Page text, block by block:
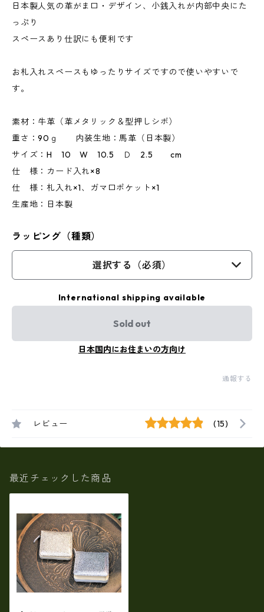
日本製人気の革がま口・デザイン、小銭入れが内部中央にた
っぷり
スペースあり仕訳にも便利です
お札入れスペースもゆったりサイズですので使いやすいで
す。
素材：牛革（革メタリック＆型押しシボ）
重さ：90ｇ 内装生地：馬革（日本製）
サイズ：H 10 W 10.5 Ｄ 2.5 cm
仕 様：カード入れ×8
仕 様：札入れ×1、ガマ口ポケット×1
生産地：日本製
ラッピング（種類）
選択する（必須）
International shipping available
Sold out
日本国内にお住まいの方向け
通報する
レビュー (15)
最近チェックした商品